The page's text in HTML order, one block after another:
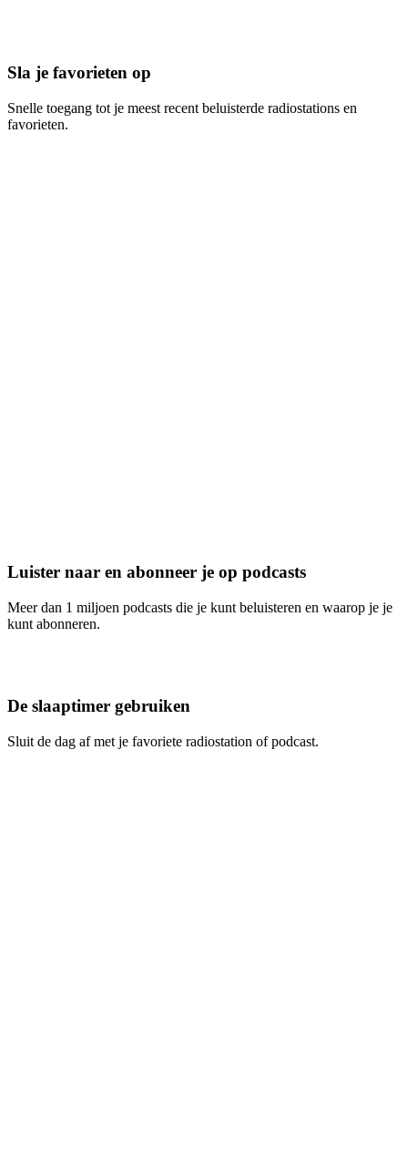
Sla je favorieten op
Snelle toegang tot je meest recent beluisterde radiostations en
favorieten.
Luister naar en abonneer je op podcasts
Meer dan 1 miljoen podcasts die je kunt beluisteren en waarop je je
kunt abonneren.
De slaaptimer gebruiken
Sluit de dag af met je favoriete radiostation of podcast.